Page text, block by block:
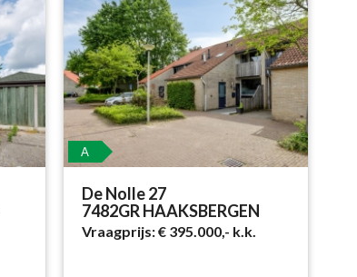
A
De Nolle 27
7482GR HAAKSBERGEN
Vraagprijs:€ 395.000,- k.k.